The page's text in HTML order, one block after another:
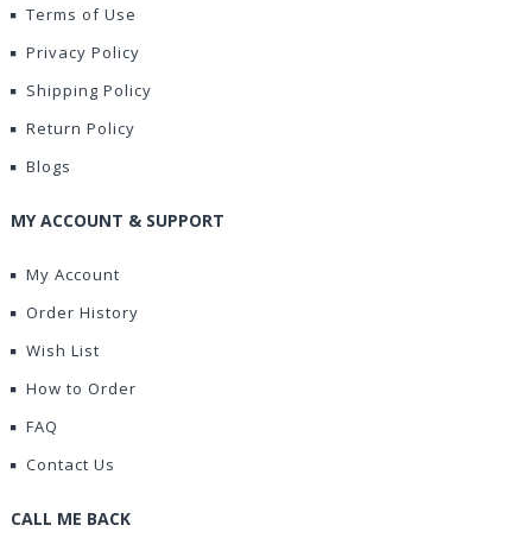
Terms of Use
Privacy Policy
Shipping Policy
Return Policy
Blogs
MY ACCOUNT & SUPPORT
My Account
Order History
Wish List
How to Order
FAQ
Contact Us
CALL ME BACK